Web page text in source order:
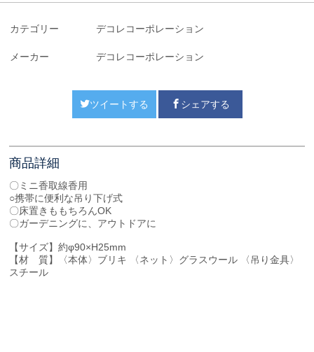
カテゴリー デコレコーポレーション
メーカー デコレコーポレーション
ツイートする シェアする
商品詳細
〇ミニ香取線香用
○携帯に便利な吊り下げ式
〇床置きももちろんOK
〇ガーデニングに、アウトドアに
【サイズ】約φ90×H25mm
【材 質】〈本体〉ブリキ 〈ネット〉グラスウール 〈吊り金具〉
スチール